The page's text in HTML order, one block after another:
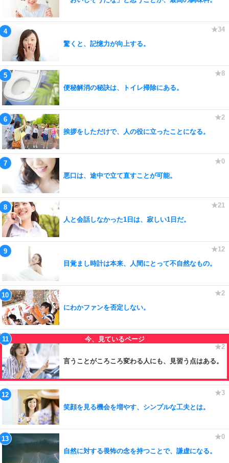
驚くと、記憶力が向上する。
便秘解消の秘訣は、トイレ掃除にある。
挨拶をしただけで、人の役に立ったことになる。
悪口は、途中で立て直すことが可能。
人と会話しなかった1日は、寂しい1日だ。
目覚まし時計は本来、人間にとって不自然なもの。
にわかファンを否定しない。
言うことがころころ変わる人にも、見習う点はある。
笑顔を見る機会を増やす、シンプルな工夫とは。
自然に対する畏怖の念を持つことで、謙虚になる。